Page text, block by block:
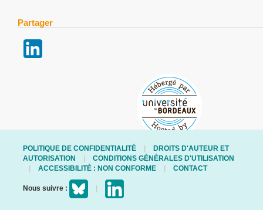
Partager
POLITIQUE DE CONFIDENTIALITÉ
DROITS D'AUTEUR ET
AUTORISATION
CONDITIONS GÉNÉRALES D'UTILISATION
ACCESSIBILITÉ : NON CONFORME
CONTACT
Nous suivre :